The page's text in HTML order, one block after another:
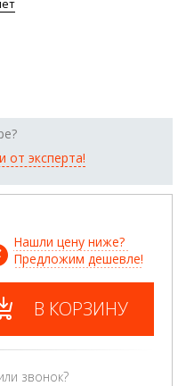
от эксперта!
Нашли цену ниже?
Предложим дешевле!
В КОРЗИНУ
звонок?